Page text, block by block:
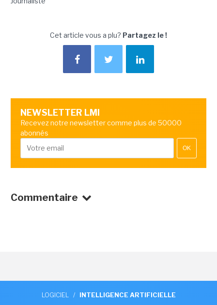
Cet article vous a plu? Partagez le !
NEWSLETTER LMI
Recevez notre newsletter comme plus de 50000
abonnés
OK
Commentaire
LOGICIEL / INTELLIGENCE ARTIFICIELLE